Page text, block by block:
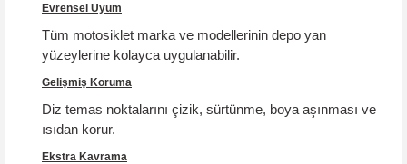
Evrensel Uyum
Tüm motosiklet marka ve modellerinin depo yan
yüzeylerine kolayca uygulanabilir.
Gelişmiş Koruma
Diz temas noktalarını çizik, sürtünme, boya aşınması ve
ısıdan korur.
Ekstra Kavrama